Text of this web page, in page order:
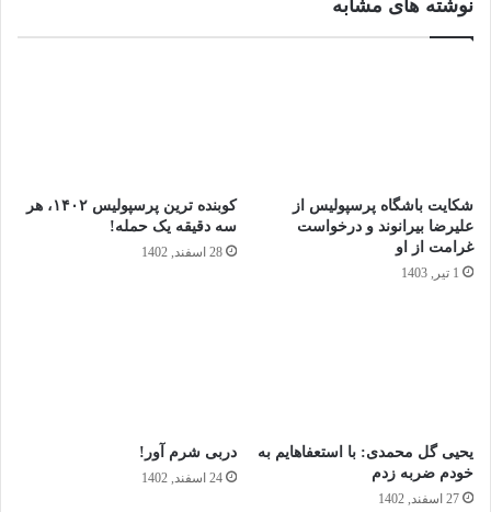
نوشته های مشابه
شکایت باشگاه پرسپولیس از
علیرضا بیرانوند و درخواست
غرامت از او
1 تیر, 1403
کوبنده ترین پرسپولیس ۱۴۰۲، هر
سه دقیقه یک حمله!
28 اسفند, 1402
یحیی گل محمدی: با استعفاهایم به
خودم ضربه زدم
27 اسفند, 1402
دربی شرم آور!
24 اسفند, 1402